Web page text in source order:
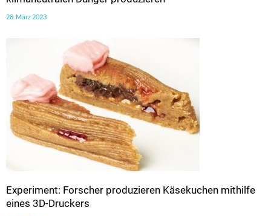
28. März 2023
Experiment: Forscher produzieren Käsekuchen mithilfe
eines 3D-Druckers